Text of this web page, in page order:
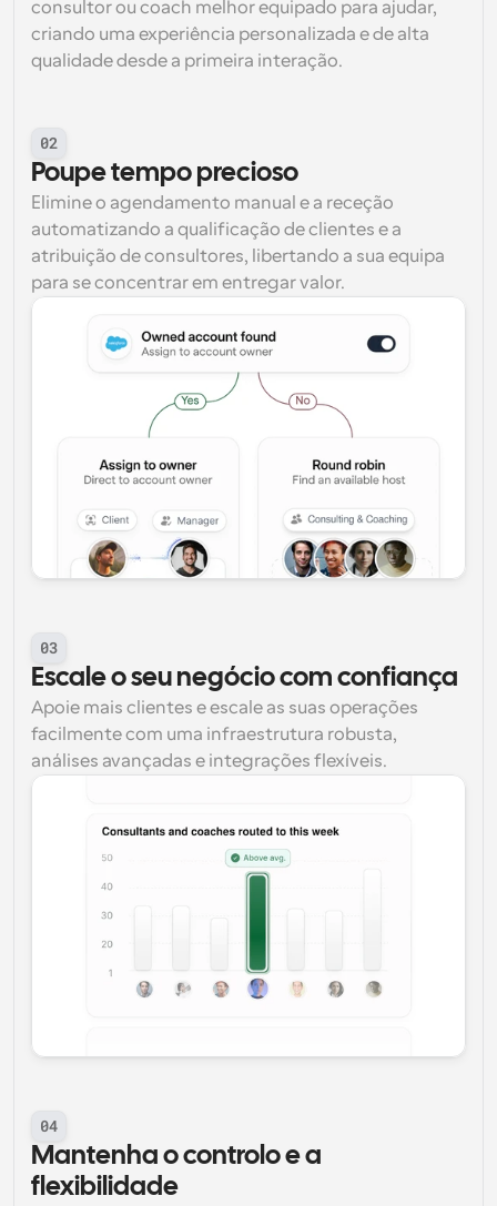
consultor ou coach melhor equipado para ajudar,
criando uma experiência personalizada e de alta
qualidade desde a primeira interação.
02
Poupe tempo precioso
Elimine o agendamento manual e a receção
automatizando a qualificação de clientes e a
atribuição de consultores, libertando a sua equipa
para se concentrar em entregar valor.
03
Escale o seu negócio com confiança
Apoie mais clientes e escale as suas operações
facilmente com uma infraestrutura robusta,
análises avançadas e integrações flexíveis.
04
Mantenha o controlo e a
flexibilidade